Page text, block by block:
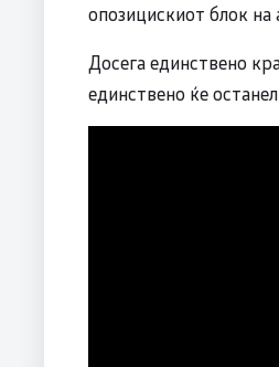
опозицискиот блок на
Досега единствено
единствено ќе